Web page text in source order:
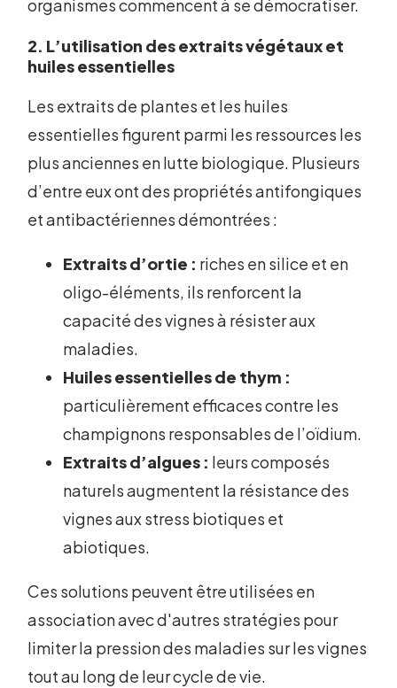
organismes commencent à se démocratiser.
2. L’utilisation des extraits végétaux et
huiles essentielles
Les extraits de plantes et les huiles
essentielles figurent parmi les ressources les
plus anciennes en lutte biologique. Plusieurs
d’entre eux ont des propriétés antifongiques
et antibactériennes démontrées :
Extraits d’ortie : riches en silice et en
oligo-éléments, ils renforcent la
capacité des vignes à résister aux
maladies.
Huiles essentielles de thym :
particulièrement efficaces contre les
champignons responsables de l’oïdium.
Extraits d’algues : leurs composés
naturels augmentent la résistance des
vignes aux stress biotiques et
abiotiques.
Ces solutions peuvent être utilisées en
association avec d'autres stratégies pour
limiter la pression des maladies sur les vignes
tout au long de leur cycle de vie.